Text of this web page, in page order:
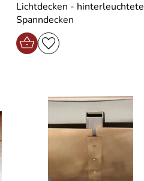
Lichtdecken - hinterleuchtete
Spanndecken